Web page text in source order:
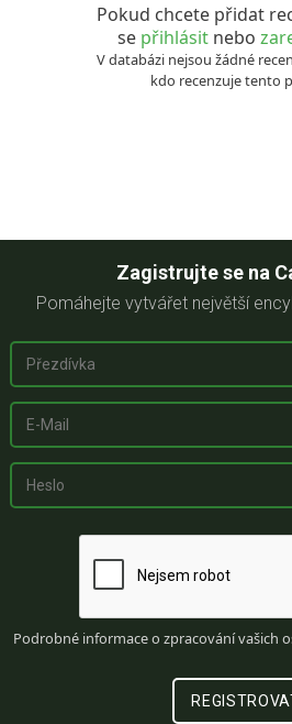
Pokud chcete přidat
se přihlásit nebo
V databázi nejsou žádné
kdo recenzuje tento
Zagistrujte se na
Pomáhejte vytvářet největší
Podrobné informace o zpracování vašich